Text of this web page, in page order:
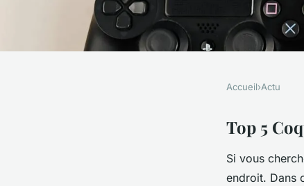
Top 5 coques
économisez 25 % !
Accueil›Actu
Top 5
Si vous
endroit. Dans